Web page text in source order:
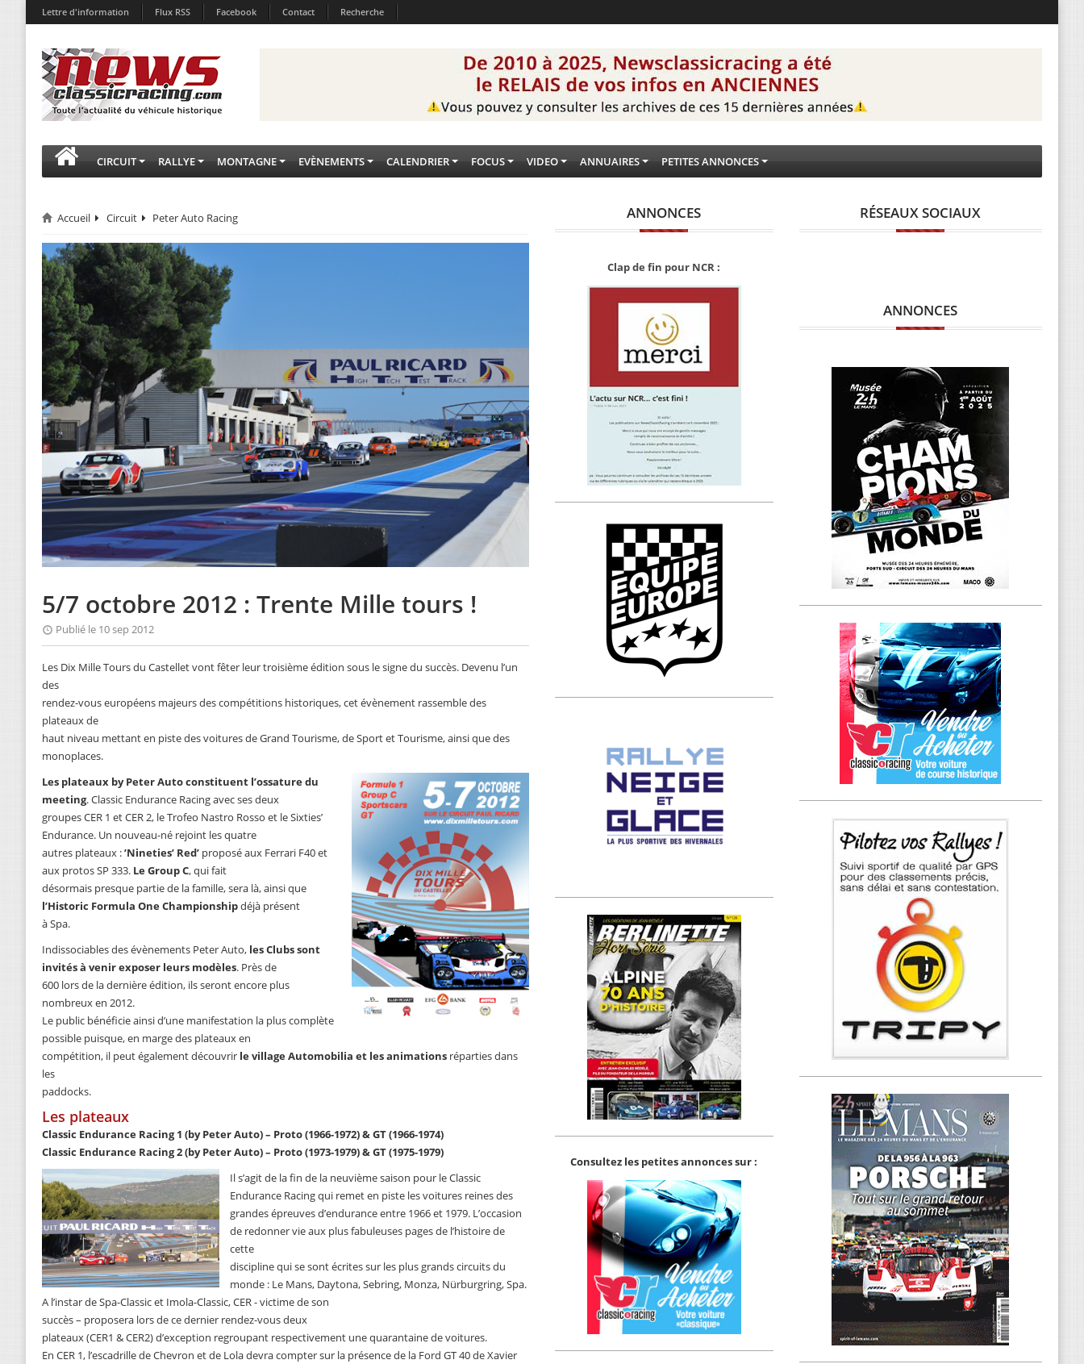
Lettre d'information Flux RSS Facebook Contact Recherche
CIRCUIT RALLYE MONTAGNE EVÈNEMENTS CALENDRIER FOCUS VIDEO ANNUAIRES PETITES ANNONCES
Accueil Circuit Peter Auto Racing
5/7 octobre 2012 : Trente Mille tours !
Publié le 10 sep 2012
Les Dix Mille Tours du Castellet vont fêter leur troisième édition sous le signe du succès. Devenu l’un
des
rendez-vous européens majeurs des compétitions historiques, cet évènement rassemble des
plateaux de
haut niveau mettant en piste des voitures de Grand Tourisme, de Sport et Tourisme, ainsi que des
monoplaces.
Les plateaux by Peter Auto constituent l’ossature du
meeting. Classic Endurance Racing avec ses deux
groupes CER 1 et CER 2, le Trofeo Nastro Rosso et le Sixties’
Endurance. Un nouveau-né rejoint les quatre
autres plateaux :’Nineties’ Red’ proposé aux Ferrari F40 et
aux protos SP 333. Le Group C, qui fait
désormais presque partie de la famille, sera là, ainsi que
l’Historic Formula One Championshipdéjà présent
à Spa.
Indissociables des évènements Peter Auto, les Clubs sont
invités à venir exposer leurs modèles. Près de
600 lors de la dernière édition, ils seront encore plus
nombreux en 2012.
Le public bénéficie ainsi d’une manifestation la plus complète
possible puisque, en marge des plateaux en
compétition, il peut également découvrir le village Automobilia et les animations réparties dans
les
paddocks.
Les plateaux
Classic Endurance Racing 1 (by Peter Auto) – Proto (1966-1972) & GT (1966-1974)
Classic Endurance Racing 2 (by Peter Auto) – Proto (1973-1979) & GT (1975-1979)
Il s’agit de la fin de la neuvième saison pour le Classic
Endurance Racing qui remet en piste les voitures reines des
grandes épreuves d’endurance entre 1966 et 1979. L’occasion
de redonner vie aux plus fabuleuses pages de l’histoire de
cette
discipline qui se sont écrites sur les plus grands circuits du
monde : Le Mans, Daytona, Sebring, Monza, Nürburgring, Spa.
A l’instar de Spa-Classic et Imola-Classic, CER - victime de son
succès – proposera lors de ce dernier rendez-vous deux
plateaux (CER1 & CER2) d’exception regroupant respectivement une quarantaine de voitures.
En CER 1, l’escadrille de Chevron et de Lola devra compter sur la présence de la Ford GT 40 de Xavier
ANNONCES
Clap de fin pour NCR :
Consultez les petites annonces sur :
RÉSEAUX SOCIAUX
ANNONCES